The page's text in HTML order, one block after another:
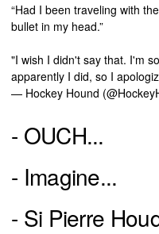
“Had I been traveling with
bullet in my head.”
"I wish I didn't say that. I'm
apparently I did, so I
— Hockey Hound
- OUCH...
- Imagine...
- Si Pierre